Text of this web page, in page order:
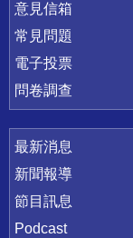
意見信箱
常見問題
電子投票
問卷調查
最新消息
新聞報導
節目訊息
Podcast